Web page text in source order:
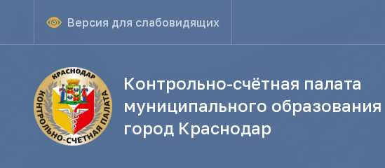
Версия для слабовидящих
Контрольно-счётная палата
муниципального образования
город Краснодар